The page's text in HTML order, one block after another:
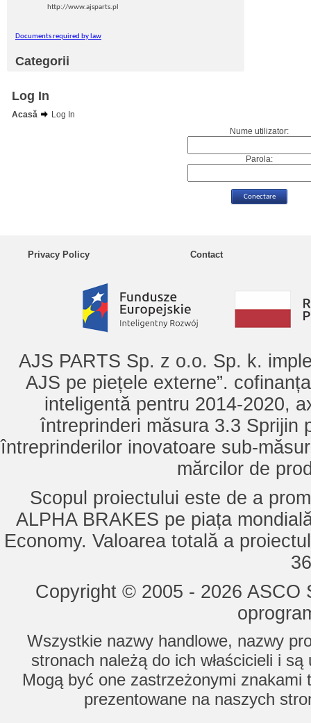
http://www.ajsparts.pl
Documents required by law
Categorii
Log In
Acasă
Log In
Nume utilizator:
Parola:
Privacy Policy Contact
AJS PARTS Sp. z o.o. Sp. k.
AJS pe piețele externe”.
inteligentă pentru 2014-2020,
întreprinderi măsura 3.3 Sprijin
întreprinderilor inovatoare sub-
mărcilor de
Scopul proiectului este de a
ALPHA BRAKES pe piața
Economy. Valoarea totală a
Copyright © 2005 - 2026
Wszystkie nazwy handlowe, nazwy
stronach należą do ich właścicieli i
Mogą być one zastrzeżonymi znakami
prezentowane na naszych